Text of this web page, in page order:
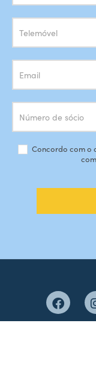
Newsletter
Concordo com o